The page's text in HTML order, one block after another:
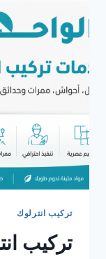
تركيب انترلوك
تركيب